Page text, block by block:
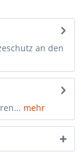
an den
mehr